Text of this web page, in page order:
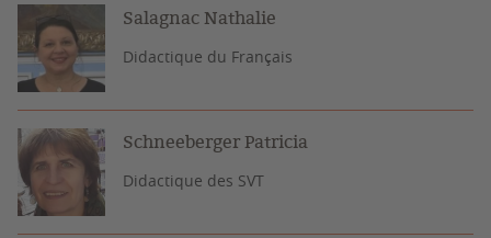
Salagnac Nathalie
Didactique du Français
Schneeberger Patricia
Didactique des SVT